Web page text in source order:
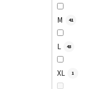
M 41
L 43
XL 1